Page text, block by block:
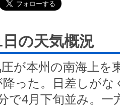
の天気概況
が本州の南海上を
った。日差しがな
で4月下旬並み。一